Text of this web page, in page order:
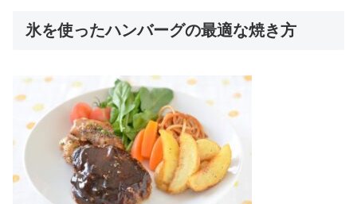
氷を使ったハンバーグの最適な焼き方